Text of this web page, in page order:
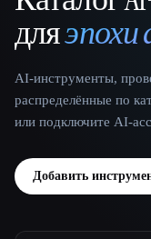
дляэпохи
AI-инструменты,
распределённые по
или подключите AI-
Добавить